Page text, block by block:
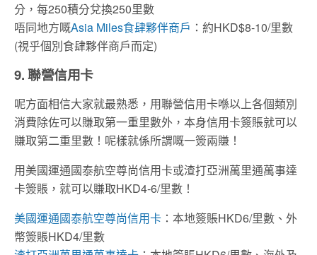
分，每250積分兌換250里數
唔同地方嘅Asia Miles食肆夥伴商戶 ：約HKD$8-10/里數
(視乎個別食肆夥伴商戶而定)
9. 聯營信用卡
呢方面相信大家就最熟悉，用聯營信用卡喺以上各個類別
消費除佐可以賺取第一重里數外，本身信用卡簽賬就可以
賺取第二重里數！呢樣就係所謂嘅一簽兩賺！
用美國運通國泰航空尊尚信用卡或​渣打亞洲萬里通萬事達
卡簽賬，就可以賺取HKD4-6/里數！
美國運通國泰航空尊尚信用卡 ：本地簽賬HKD6/里數、外
幣​簽賬HKD4/里數